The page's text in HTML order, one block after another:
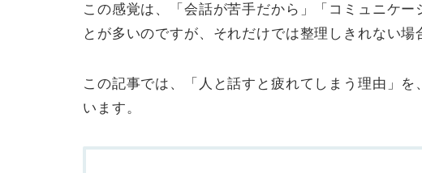
この感覚は、「会話が苦手だから」「コミュニケ
とが多いのですが、それだけでは整理しきれない場
この記事では、「人と話すと疲れてしまう理由」
います。